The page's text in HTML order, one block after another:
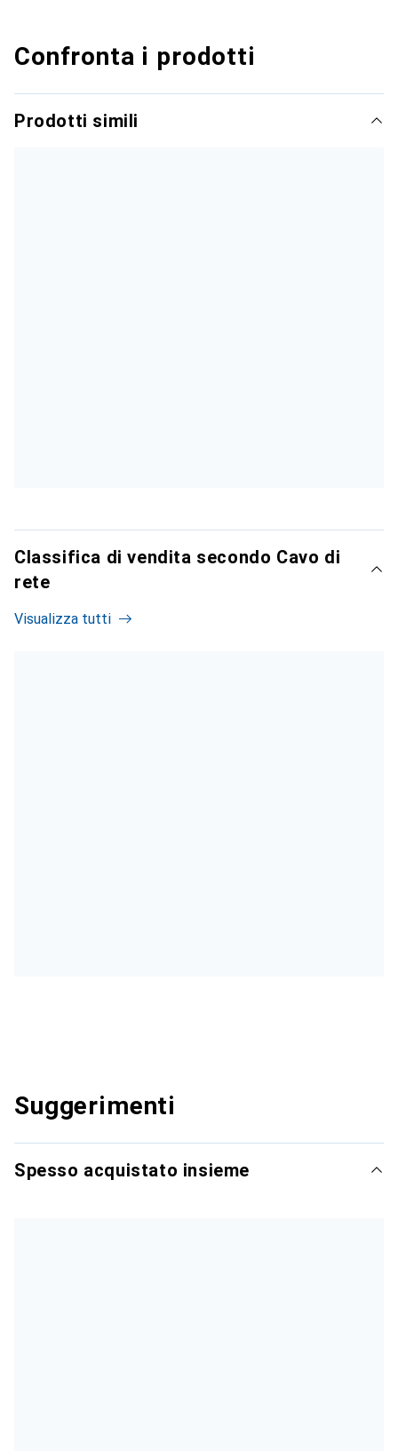
Confronta i prodotti
Prodotti simili
Classifica di vendita secondo Cavo di
rete
Visualizza tutti
Suggerimenti
Spesso acquistato insieme